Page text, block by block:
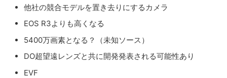
他社の競合モデルを置き去りにするカメラ
EOS R3よりも高くなる
5400万画素となる？（未知ソース）
DO超望遠レンズと共に開発発表される可能性あり
EVF